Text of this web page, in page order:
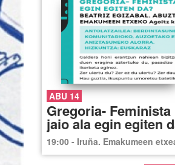
ABU 14
Gregoria- Feminista
jaio ala egin egiten
19:00 - Iruña. Emakumeen